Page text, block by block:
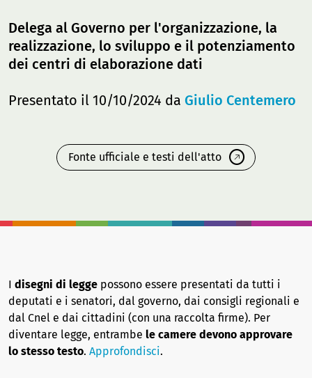
Delega al Governo per l'organizzazione, la
realizzazione, lo sviluppo e il potenziamento
dei centri di elaborazione dati
Presentato il 10/10/2024 da Giulio Centemero
Fonte ufficiale e testi dell'atto
I disegni di legge possono essere presentati da tutti i
deputati e i senatori, dal governo, dai consigli regionali e
dal Cnel e dai cittadini (con una raccolta firme). Per
diventare legge, entrambe le camere devono approvare
lo stesso testo. Approfondisci.